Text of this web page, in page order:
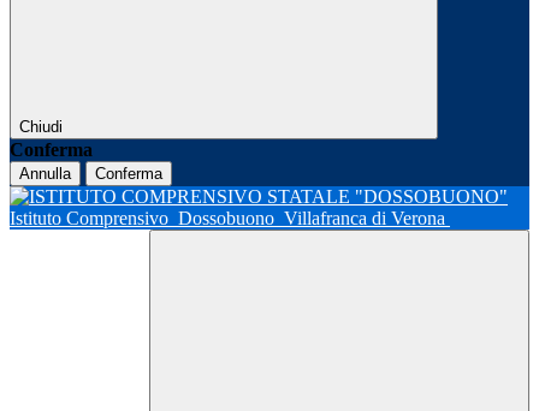
Chiudi
Conferma
Annulla Conferma
Istituto Comprensivo Dossobuono Villafranca di Verona